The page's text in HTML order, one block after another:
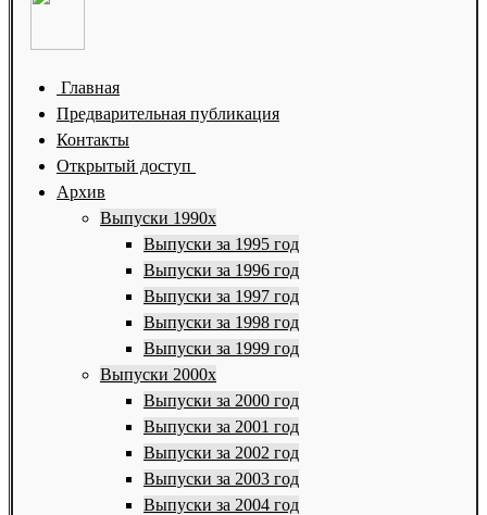
Главная
Предварительная публикация
Контакты
Открытый доступ
Архив
Выпуски 1990х
Выпуски за 1995 год
Выпуски за 1996 год
Выпуски за 1997 год
Выпуски за 1998 год
Выпуски за 1999 год
Выпуски 2000х
Выпуски за 2000 год
Выпуски за 2001 год
Выпуски за 2002 год
Выпуски за 2003 год
Выпуски за 2004 год